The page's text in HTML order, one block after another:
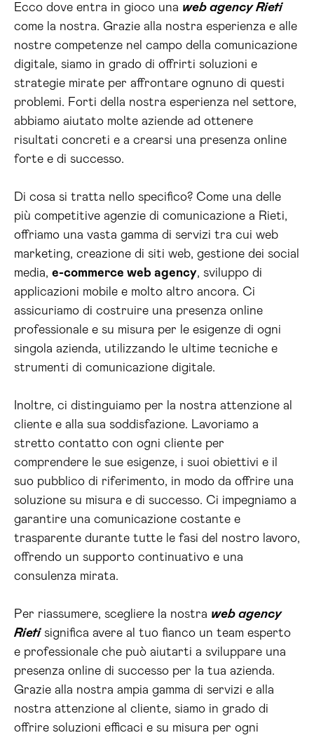
Ecco dove entra in gioco una web agency Rieti
come la nostra. Grazie alla nostra esperienza e alle
nostre competenze nel campo della comunicazione
digitale, siamo in grado di offrirti soluzioni e
strategie mirate per affrontare ognuno di questi
problemi. Forti della nostra esperienza nel settore,
abbiamo aiutato molte aziende ad ottenere
risultati concreti e a crearsi una presenza online
forte e di successo.
Di cosa si tratta nello specifico? Come una delle
più competitive agenzie di comunicazione a Rieti,
offriamo una vasta gamma di servizi tra cui web
marketing, creazione di siti web, gestione dei social
media, e-commerce web agency, sviluppo di
applicazioni mobile e molto altro ancora. Ci
assicuriamo di costruire una presenza online
professionale e su misura per le esigenze di ogni
singola azienda, utilizzando le ultime tecniche e
strumenti di comunicazione digitale.
Inoltre, ci distinguiamo per la nostra attenzione al
cliente e alla sua soddisfazione. Lavoriamo a
stretto contatto con ogni cliente per
comprendere le sue esigenze, i suoi obiettivi e il
suo pubblico di riferimento, in modo da offrire una
soluzione su misura e di successo. Ci impegniamo a
garantire una comunicazione costante e
trasparente durante tutte le fasi del nostro lavoro,
offrendo un supporto continuativo e una
consulenza mirata.
Per riassumere, scegliere la nostra web agency
Rietisignifica avere al tuo fianco un team esperto
e professionale che può aiutarti a sviluppare una
presenza online di successo per la tua azienda.
Grazie alla nostra ampia gamma di servizi e alla
nostra attenzione al cliente, siamo in grado di
offrire soluzioni efficaci e su misura per ogni